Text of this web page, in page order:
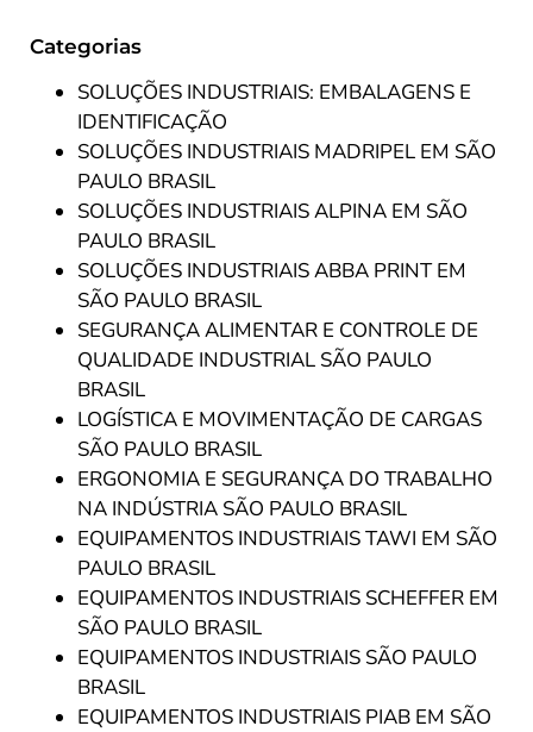
Categorias
SOLUÇÕES INDUSTRIAIS: EMBALAGENS E
IDENTIFICAÇÃO
SOLUÇÕES INDUSTRIAIS MADRIPEL EM SÃO
PAULO BRASIL
SOLUÇÕES INDUSTRIAIS ALPINA EM SÃO
PAULO BRASIL
SOLUÇÕES INDUSTRIAIS ABBA PRINT EM
SÃO PAULO BRASIL
SEGURANÇA ALIMENTAR E CONTROLE DE
QUALIDADE INDUSTRIAL SÃO PAULO
BRASIL
LOGÍSTICA E MOVIMENTAÇÃO DE CARGAS
SÃO PAULO BRASIL
ERGONOMIA E SEGURANÇA DO TRABALHO
NA INDÚSTRIA SÃO PAULO BRASIL
EQUIPAMENTOS INDUSTRIAIS TAWI EM SÃO
PAULO BRASIL
EQUIPAMENTOS INDUSTRIAIS SCHEFFER EM
SÃO PAULO BRASIL
EQUIPAMENTOS INDUSTRIAIS SÃO PAULO
BRASIL
EQUIPAMENTOS INDUSTRIAIS PIAB EM SÃO